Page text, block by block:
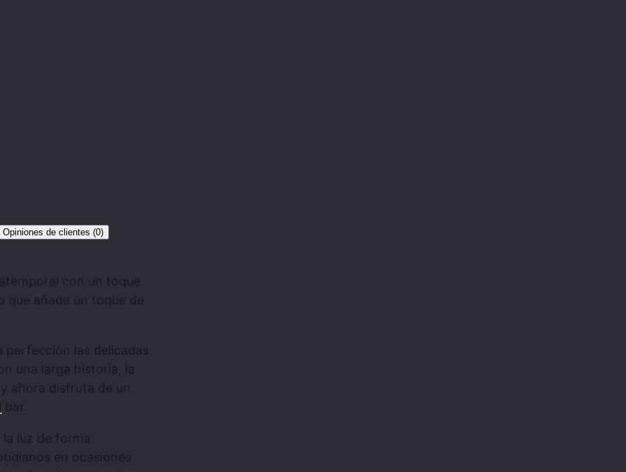
Opiniones de clientes (0)
con un toque
que añade un toque de
perfección las delicadas
una larga historia, la
ahora disfruta de un
bar.
luz de forma
en ocasiones